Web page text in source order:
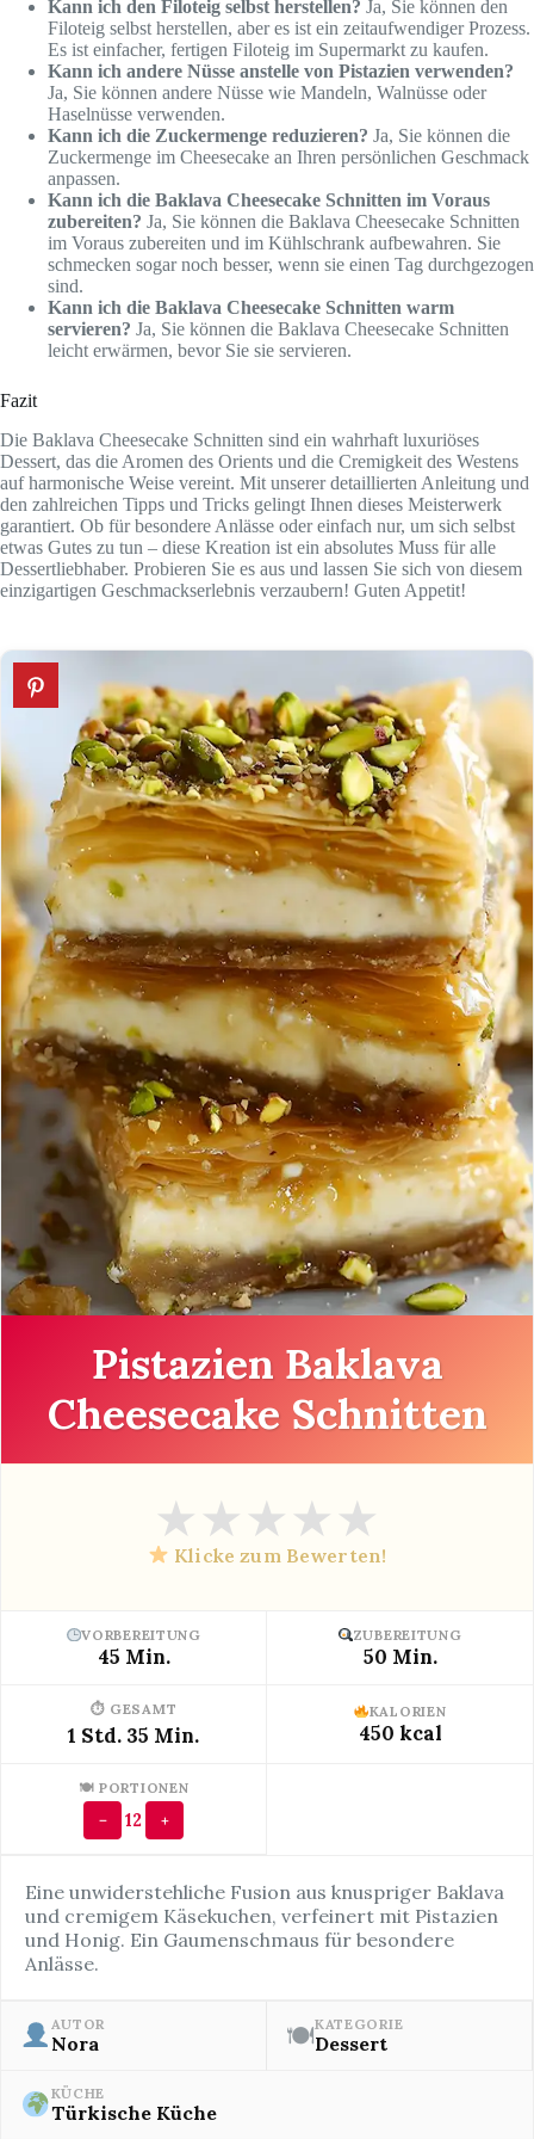
Kann ich den Filoteig selbst herstellen? Ja, Sie können den
Filoteig selbst herstellen, aber es ist ein zeitaufwendiger Prozess.
Es ist einfacher, fertigen Filoteig im Supermarkt zu kaufen.
Kann ich andere Nüsse anstelle von Pistazien verwenden?
Ja, Sie können andere Nüsse wie Mandeln, Walnüsse oder
Haselnüsse verwenden.
Kann ich die Zuckermenge reduzieren? Ja, Sie können die
Zuckermenge im Cheesecake an Ihren persönlichen Geschmack
anpassen.
Kann ich die Baklava Cheesecake Schnitten im Voraus
zubereiten? Ja, Sie können die Baklava Cheesecake Schnitten
im Voraus zubereiten und im Kühlschrank aufbewahren. Sie
schmecken sogar noch besser, wenn sie einen Tag durchgezogen
sind.
Kann ich die Baklava Cheesecake Schnitten warm
servieren? Ja, Sie können die Baklava Cheesecake Schnitten
leicht erwärmen, bevor Sie sie servieren.
Fazit
Die Baklava Cheesecake Schnitten sind ein wahrhaft luxuriöses
Dessert, das die Aromen des Orients und die Cremigkeit des Westens
auf harmonische Weise vereint. Mit unserer detaillierten Anleitung und
den zahlreichen Tipps und Tricks gelingt Ihnen dieses Meisterwerk
garantiert. Ob für besondere Anlässe oder einfach nur, um sich selbst
etwas Gutes zu tun – diese Kreation ist ein absolutes Muss für alle
Dessertliebhaber. Probieren Sie es aus und lassen Sie sich von diesem
einzigartigen Geschmackserlebnis verzaubern! Guten Appetit!
Pistazien Baklava
Cheesecake Schnitten
★★★★★
Klicke zum Bewerten!
VORBEREITUNG
45 Min.
ZUBEREITUNG
50 Min.
⏱ GESAMT
1 Std. 35 Min.
KALORIEN
450 kcal
🍽 PORTIONEN
− 12 +
Eine unwiderstehliche Fusion aus knuspriger Baklava
und cremigem Käsekuchen, verfeinert mit Pistazien
und Honig. Ein Gaumenschmaus für besondere
Anlässe.
AUTOR
Nora 🍽KATEGORIE
Dessert
KÜCHE
Türkische Küche